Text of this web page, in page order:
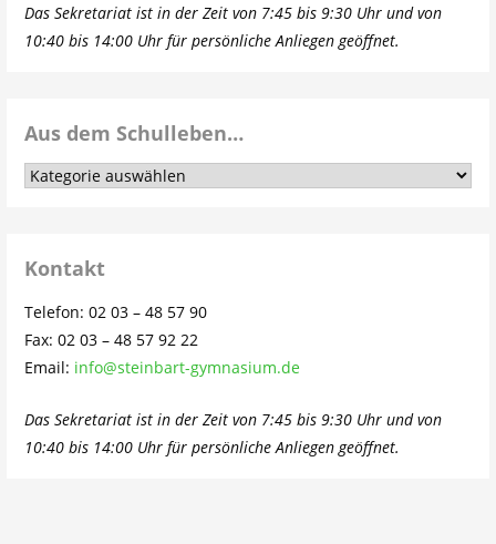
Das Sekretariat ist in der Zeit von 7:45 bis 9:30 Uhr und von
10:40 bis 14:00 Uhr für persönliche Anliegen geöffnet.
Aus dem Schulleben…
Aus
Kontakt
Telefon: 02 03 – 48 57 90
Fax: 02 03 – 48 57 92 22
Email: info@steinbart-gymnasium.de
Das Sekretariat ist in der Zeit von 7:45 bis 9:30 Uhr und von
10:40 bis 14:00 Uhr für persönliche Anliegen geöffnet.